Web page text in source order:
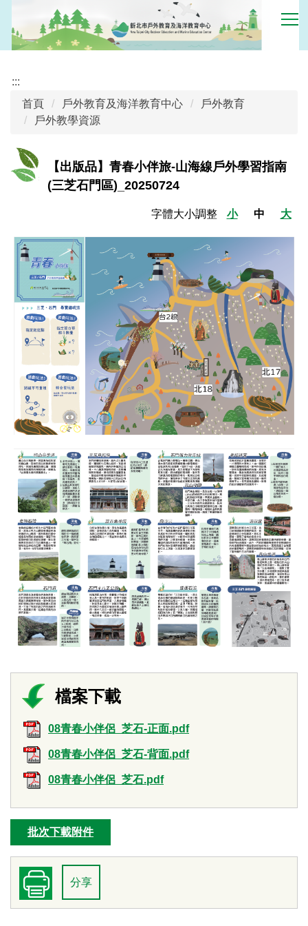
到
主
內
:::
首頁
戶外教育及海洋教育中心
戶外教育
戶外教學資源
【出版品】青春小伴旅-山海線戶外學習指南
(三芝石門區)_20250724
字體大小調整 小 中 大
08青春小伴侶_芝石-正面.pdf
08青春小伴侶_芝石-背面.pdf
08青春小伴侶_芝石.pdf
批次下載附件
分享